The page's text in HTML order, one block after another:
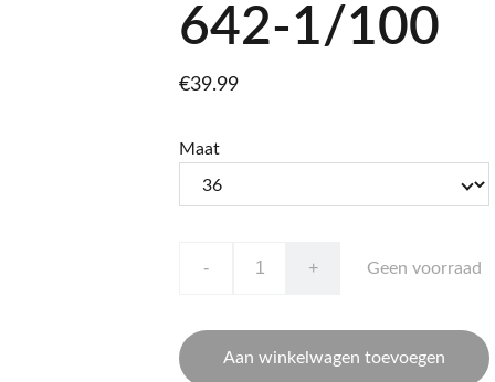
642-1/100
€39.99
Maat
- + Geen voorraad
Aan winkelwagen toevoegen